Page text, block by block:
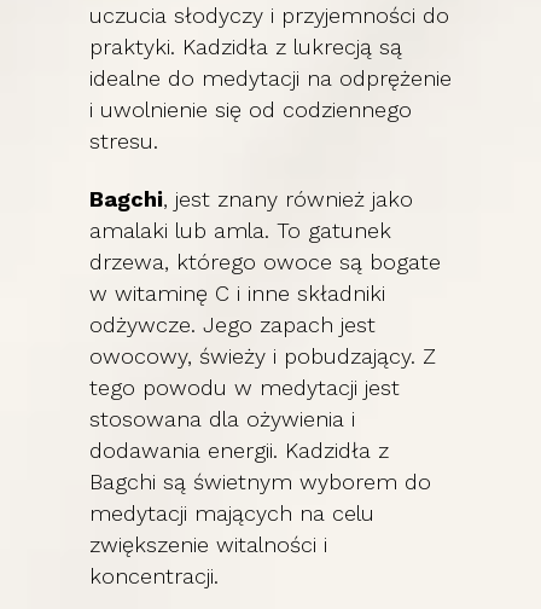
uczucia słodyczy i przyjemności do
praktyki. Kadzidła z lukrecją są
idealne do medytacji na odprężenie
i uwolnienie się od codziennego
stresu.
Bagchi, jest znany również jako
amalaki lub amla. To gatunek
drzewa, którego owoce są bogate
w witaminę C i inne składniki
odżywcze. Jego zapach jest
owocowy, świeży i pobudzający. Z
tego powodu w medytacji jest
stosowana dla ożywienia i
dodawania energii. Kadzidła z
Bagchi są świetnym wyborem do
medytacji mających na celu
zwiększenie witalności i
koncentracji.